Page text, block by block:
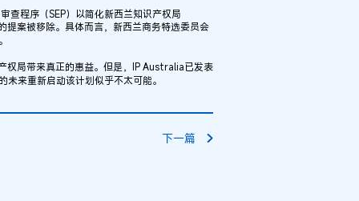
查程序（SEP）以简化新西兰知识产权局
案被移除。具体而言，新西兰商务特选委员会
权局带来真正的惠益。但是，IP Australia已发表
来重新启动该计划似乎不太可能。
下一篇